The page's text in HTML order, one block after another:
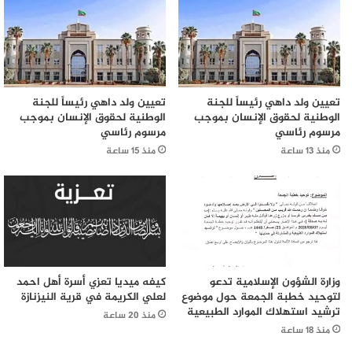
تعيين ولد داهي رئيساً للجنة
الوطنية لحقوق الإنسان بموجب
مرسوم رئاسي
منذ 13 ساعة
تعيين ولد داهي رئيساً للجنة
الوطنية لحقوق الإنسان بموجب
مرسوم رئاسي
منذ 15 ساعة
وزارة الشؤون الإسلامية تدعو
لتوحيد خطبة الجمعة حول موضوع
ترشيد استهلاك الموارد الطبيعية
منذ 18 ساعة
كيفه ميديا تعزي أسرة أهل احمد
لعلي الكريمة في قرية النيزنازة
منذ 20 ساعة